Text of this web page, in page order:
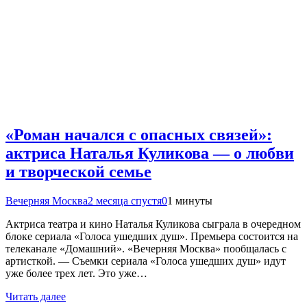
«Роман начался с опасных связей»:
актриса Наталья Куликова — о любви
и творческой семье
Вечерняя Москва2 месяца спустя01 минуты
Актриса театра и кино Наталья Куликова сыграла в очередном
блоке сериала «Голоса ушедших душ». Премьера состоится на
телеканале «Домашний». «Вечерняя Москва» пообщалась с
артисткой. — Съемки сериала «Голоса ушедших душ» идут
уже более трех лет. Это уже…
Читать далее